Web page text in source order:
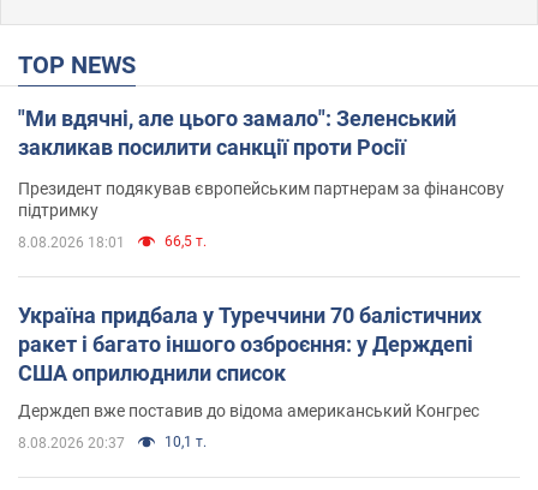
TOP NEWS
"Ми вдячні, але цього замало": Зеленський
закликав посилити санкції проти Росії
Президент подякував європейським партнерам за фінансову
підтримку
8.08.2026 18:01 66,5 т.
Україна придбала у Туреччини 70 балістичних
ракет і багато іншого озброєння: у Держдепі
США оприлюднили список
Держдеп вже поставив до відома американський Конгрес
8.08.2026 20:37 10,1 т.